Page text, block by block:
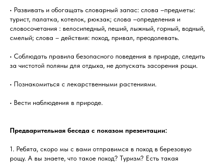
• Развивать и обогащать словарный запас: слова –предметы:
турист, палатка, котелок, рюкзак; слова –определения и
словосочетания : велосипедный, пеший, лыжный, горный, водный,
смелый; слова – действия: поход, привал, преодолевать.
• Соблюдать правила безопасного поведения в природе, следить
за чистотой поляны для отдыха, не допускать засорения рощи.
• Познакомиться с лекарственными растениями.
• Вести наблюдения в природе.
Предварительная беседа с показом презентации:
1. Ребята, скоро мы с вами отправимся в поход в березовую
рощу. А вы знаете, что такое поход? Туризм? Есть такая